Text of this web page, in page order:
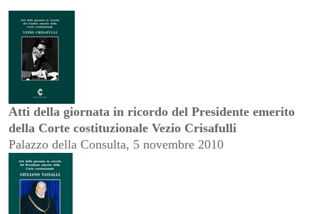
Atti della giornata in ricordo del Presidente emerito
della Corte costituzionale Vezio Crisafulli
Palazzo della Consulta, 5 novembre 2010